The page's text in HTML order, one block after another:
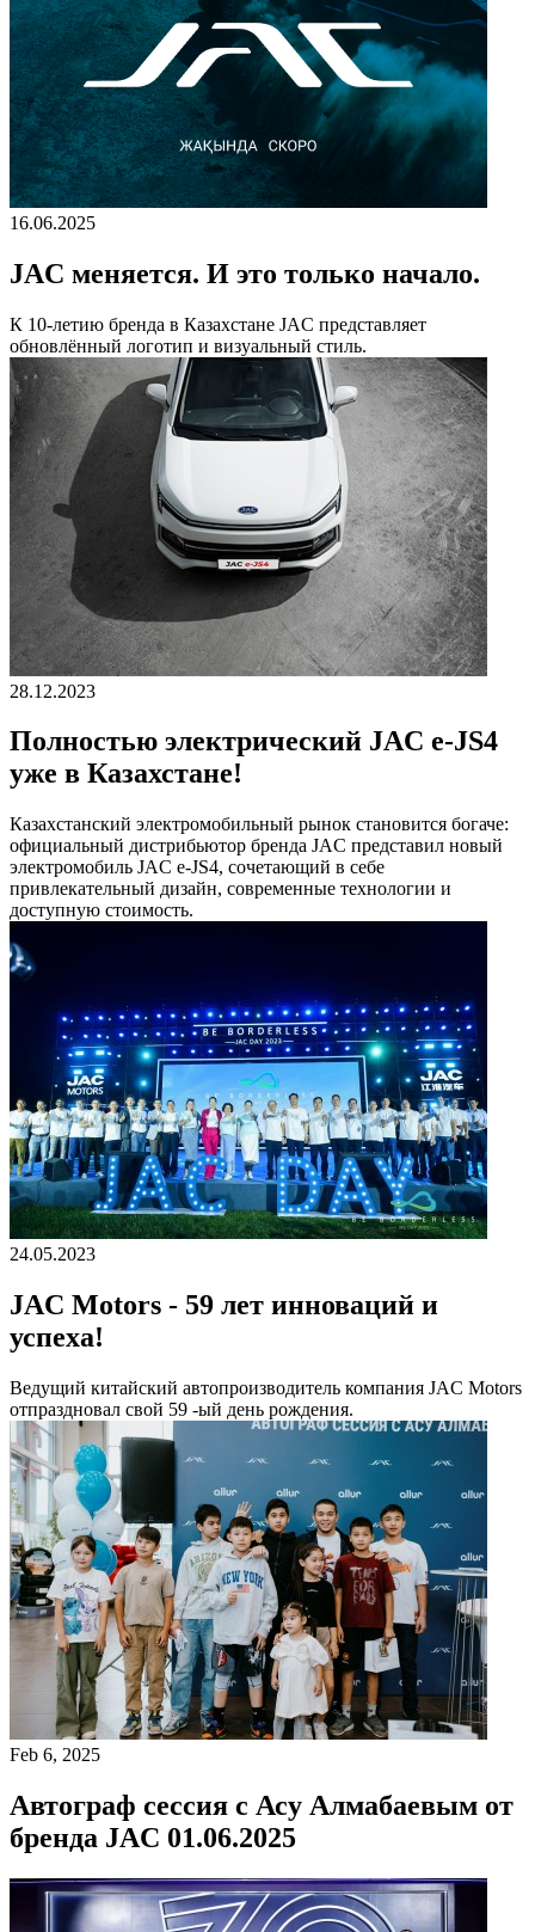
16.06.2025
JAC меняется. И это только начало.
К 10-летию бренда в Казахстане JAC представляет
обновлённый логотип и визуальный стиль.
28.12.2023
Полностью электрический JAC e-JS4
уже в Казахстане!
Казахстанский электромобильный рынок становится богаче:
официальный дистрибьютор бренда JAC представил новый
электромобиль JAC e-JS4, сочетающий в себе
привлекательный дизайн, современные технологии и
доступную стоимость.
24.05.2023
JAC Motors - 59 лет инноваций и
успеха!
Ведущий китайский автопроизводитель компания JAC Motors
отпраздновал свой 59 -ый день рождения.
Feb 6, 2025
Автограф сессия с Асу Алмабаевым от
бренда JAC 01.06.2025